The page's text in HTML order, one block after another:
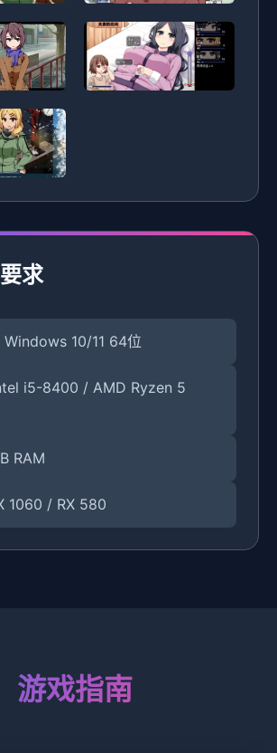
求
Windows 10/11 64位
i5-8400 / AMD Ryzen 5
RAM
1060 / RX 580
游戏指南